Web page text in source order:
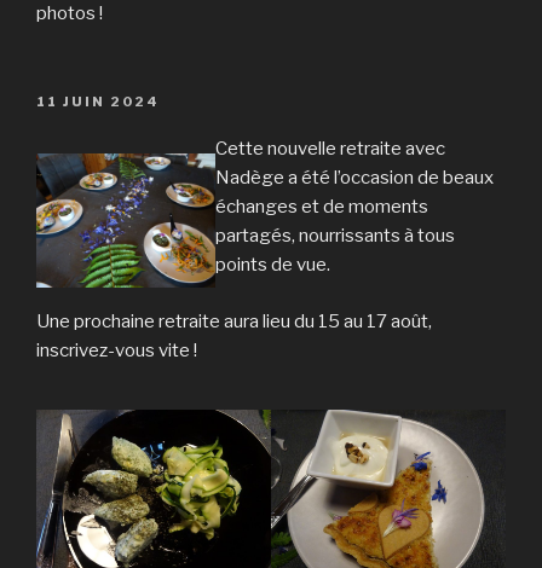
photos !
PUBLIÉ
11 JUIN 2024
Cette nouvelle retraite avec
Nadège a été l’occasion de beaux
échanges et de moments
partagés, nourrissants à tous
points de vue.
Une prochaine retraite aura lieu du 15 au 17 août,
inscrivez-vous vite !